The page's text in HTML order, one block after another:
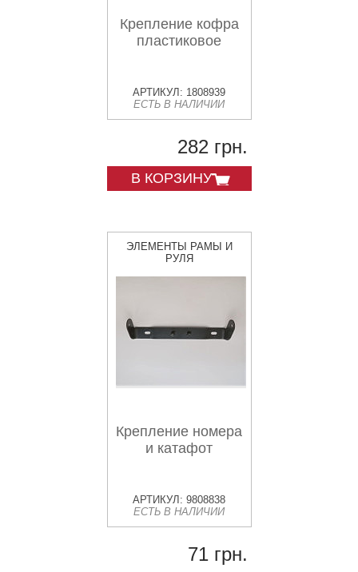
Крепление кофра
пластиковое
АРТИКУЛ: 1808939
ЕСТЬ В НАЛИЧИИ
282 грн.
В КОРЗИНУ
ЭЛЕМЕНТЫ РАМЫ И
РУЛЯ
Крепление номера
и катафот
АРТИКУЛ: 9808838
ЕСТЬ В НАЛИЧИИ
71 грн.